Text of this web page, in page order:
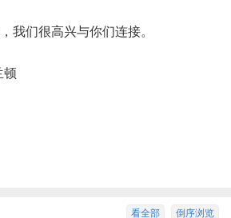
我们很高兴与你们连接。
顿
倒序浏览
看全部